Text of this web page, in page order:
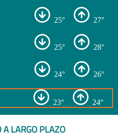
25° 27°
25° 28°
24° 26°
23° 24°
A LARGO PLAZO